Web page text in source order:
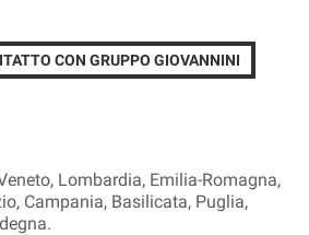
CON GRUPPO GIOVANNINI
Lombardia, Emilia-Romagna,
Campania, Basilicata, Puglia,